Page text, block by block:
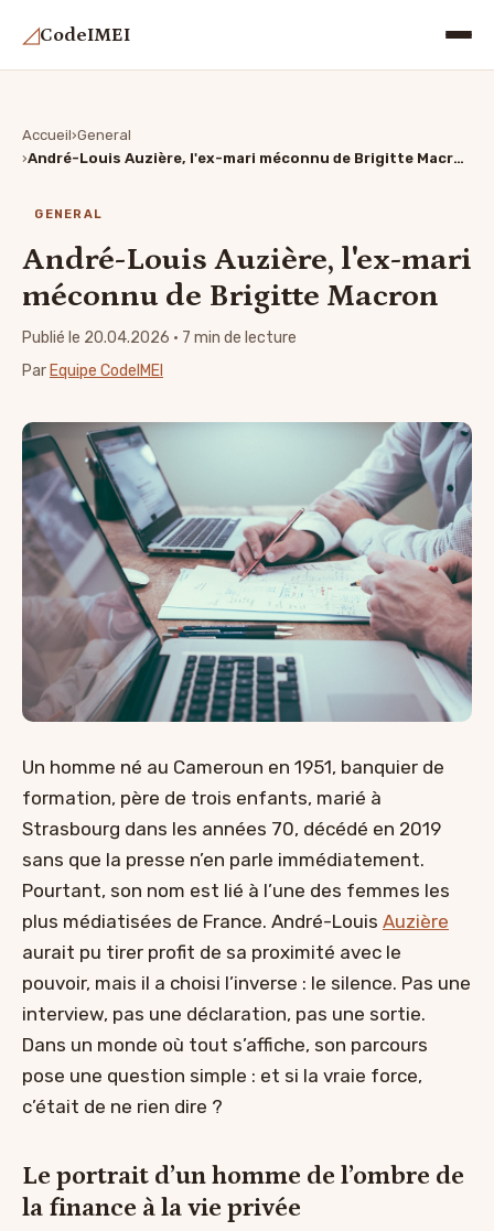
◿CodeIMEI
Accueil General
André-Louis Auzière, l'ex-mari méconnu de Brigitte Macron
GENERAL
André-Louis Auzière, l'ex-mari
méconnu de Brigitte Macron
Publié le 20.04.2026 · 7 min de lecture
Par Equipe CodeIMEI
Un homme né au Cameroun en 1951, banquier de
formation, père de trois enfants, marié à
Strasbourg dans les années 70, décédé en 2019
sans que la presse n’en parle immédiatement.
Pourtant, son nom est lié à l’une des femmes les
plus médiatisées de France. André-Louis Auzière
aurait pu tirer profit de sa proximité avec le
pouvoir, mais il a choisi l’inverse : le silence. Pas une
interview, pas une déclaration, pas une sortie.
Dans un monde où tout s’affiche, son parcours
pose une question simple : et si la vraie force,
c’était de ne rien dire ?
Le portrait d’un homme de l’ombre de
la finance à la vie privée